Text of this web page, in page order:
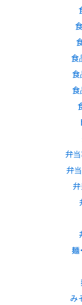
食
食
食
弁
弁
麺
み